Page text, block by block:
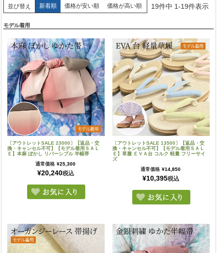
並び替え 新着順 価格が安い順 価格が高い順 19件中 1-19件表示
モデル着用
〔アウトレットSALE 23000〕【返品・交
換・キャンセル不可】【モデル着用ＳＡＬ
Ｅ】本麻 ぼかし リバーシブル 半幅帯
通常価格 ¥25,300
¥20,240税込
〔アウトレットSALE 13500〕【返品・交
換・キャンセル不可】【モデル着用ＳＡＬ
Ｅ】草履 ＥＶＡ台 コルク 軽量 フリーサイ
ズ
通常価格 ¥14,850
¥10,395税込